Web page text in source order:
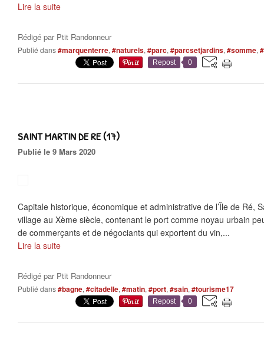
Lire la suite
Rédigé par Ptit Randonneur
Publié dans#marquenterre, #naturels, #parc, #parcsetjardins, #somme,
Repost 0
SAINT MARTIN DE RE (17)
Publié le 9 Mars 2020
Capitale historique, économique et administrative de l’Île de Ré,
village au Xème siècle, contenant le port comme noyau urbain
de commerçants et de négociants qui exportent du vin,...
Lire la suite
Rédigé par Ptit Randonneur
Publié dans#bagne, #citadelle, #matin, #port, #sain, #tourisme17
Repost 0